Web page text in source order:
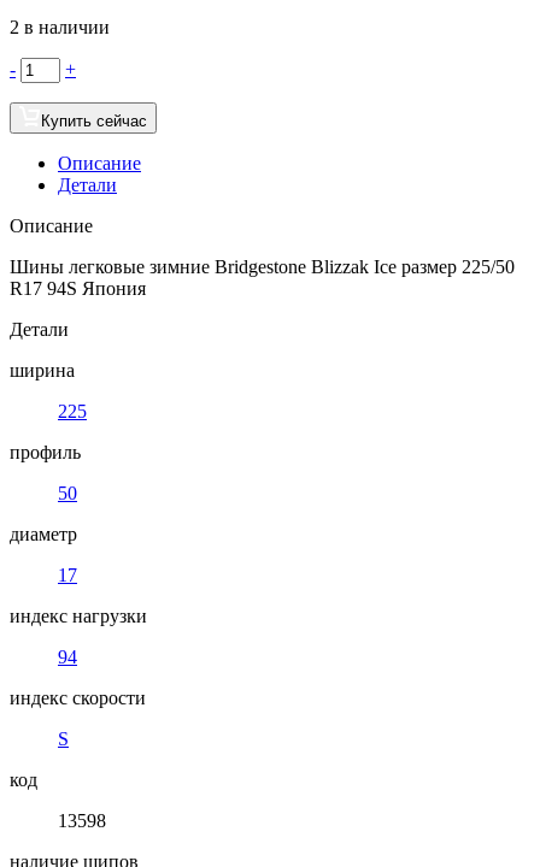
2 в наличии
- +
Купить сейчас
Описание
Детали
Описание
Шины легковые зимние Bridgestone Blizzak Ice размер 225/50
R17 94S Япония
Детали
ширина
225
профиль
50
диаметр
17
индекс нагрузки
94
индекс скорости
S
код
13598
наличие шипов